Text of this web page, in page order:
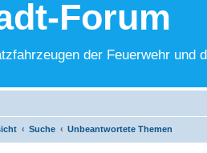
Forum
der Feuerwehr und
Suche Unbeantwortete Themen